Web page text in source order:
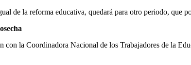
de la reforma educativa, quedará para otro periodo, que
la Coordinadora Nacional de los Trabajadores de la